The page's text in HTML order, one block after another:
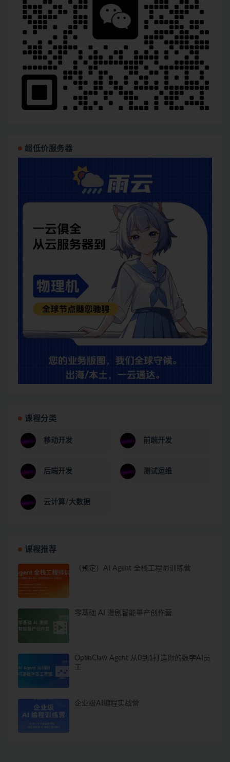
超低价服务器
课程分类
移动开发 前端开发
后端开发 测试运维
云计算/大数据
课程推荐
（预定）AI Agent 全栈工程师训练营
零基础 AI 漫剧智能量产创作营
OpenClaw Agent 从0到1打造你的数字AI员
工
企业级AI编程实战营